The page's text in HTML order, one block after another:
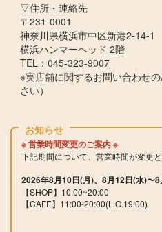
▽住所・連絡先
〒231-0001
神奈川県横浜市中区新港2-14-1
横浜ハンマーヘッド 2階
TEL：045-323-9007
※実店舗に関するお問い合わせ
さい）
お知らせ
※ 営業時間変更のご案内 ※
下記期間について、営業時間が変更と
2026年8月10日(月)、8月12日(水)〜
【SHOP】10:00~20:00
【CAFE】11:00-20:00(L.O.19:00)